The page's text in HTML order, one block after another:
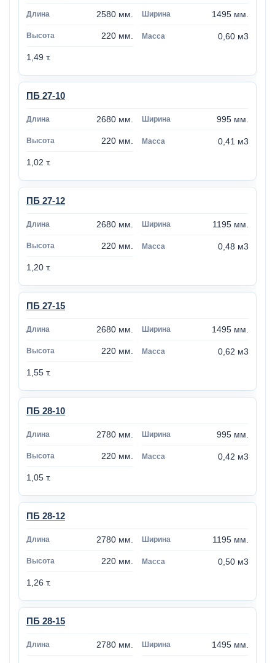
2580 мм. 1495 мм.
220 мм. 0,60 м3
1,49 т.
ПБ 27-10
2680 мм. 995 мм.
220 мм. 0,41 м3
1,02 т.
ПБ 27-12
2680 мм. 1195 мм.
220 мм. 0,48 м3
1,20 т.
ПБ 27-15
2680 мм. 1495 мм.
220 мм. 0,62 м3
1,55 т.
ПБ 28-10
2780 мм. 995 мм.
220 мм. 0,42 м3
1,05 т.
ПБ 28-12
2780 мм. 1195 мм.
220 мм. 0,50 м3
1,26 т.
ПБ 28-15
2780 мм. 1495 мм.